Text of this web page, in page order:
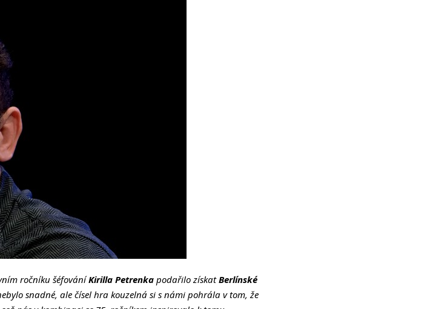
ročníku šéfováníKirilla Petrenka podařilo získatBerlínské
snadné, ale čísel hra kouzelná si s námi pohrála v tom, že